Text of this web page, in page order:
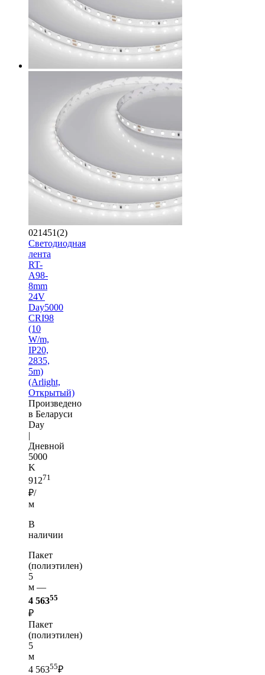
021451(2)
Светодиодная
лента
RT-
A98-
8mm
24V
Day5000
CRI98
(10
W/m,
IP20,
2835,
5m)
(Arlight,
Открытый)
Произведено
в Беларуси
Day
|
Дневной
5000
K
91271
₽/
м
В
наличии
Пакет
(полиэтилен)
5
м —
4 56355
₽
Пакет
(полиэтилен)
5
м
4 56355₽